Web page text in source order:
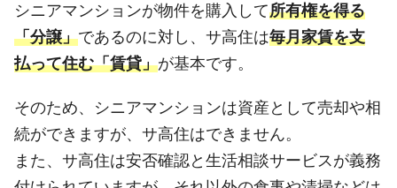
シニアマンションが物件を購入して所有権を得る
「分譲」であるのに対し、サ高住は毎月家賃を支
払って住む「賃貸」が基本です。
そのため、シニアマンションは資産として売却や相
続ができますが、サ高住はできません。
また、サ高住は安否確認と生活相談サービスが義務